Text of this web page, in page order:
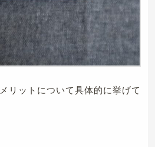
リットについて具体的に挙げて